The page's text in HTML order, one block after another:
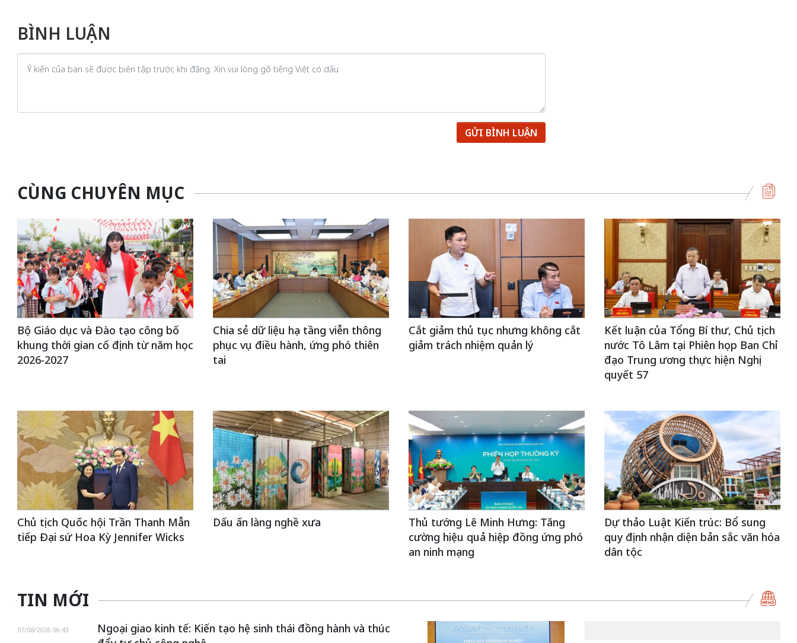
BÌNH LUẬN
GỬI BÌNH LUẬN
CÙNG CHUYÊN MỤC
Bộ Giáo dục và Đào tạo công bố
khung thời gian cố định từ năm học
2026-2027
Chia sẻ dữ liệu hạ tầng viễn thông
phục vụ điều hành, ứng phó thiên
tai
Cắt giảm thủ tục nhưng không cắt
giảm trách nhiệm quản lý
Kết luận của Tổng Bí thư, Chủ tịch
nước Tô Lâm tại Phiên họp Ban Chỉ
đạo Trung ương thực hiện Nghị
quyết 57
Chủ tịch Quốc hội Trần Thanh Mẫn
tiếp Đại sứ Hoa Kỳ Jennifer Wicks
Dấu ấn làng nghề xưa
Thủ tướng Lê Minh Hưng: Tăng
cường hiệu quả hiệp đồng ứng phó
an ninh mạng
Dự thảo Luật Kiến trúc: Bổ sung
quy định nhận diện bản sắc văn hóa
dân tộc
TIN MỚI
Ngoại giao kinh tế: Kiến tạo hệ sinh thái đồng hành và thúc
07/08/2026 06:43